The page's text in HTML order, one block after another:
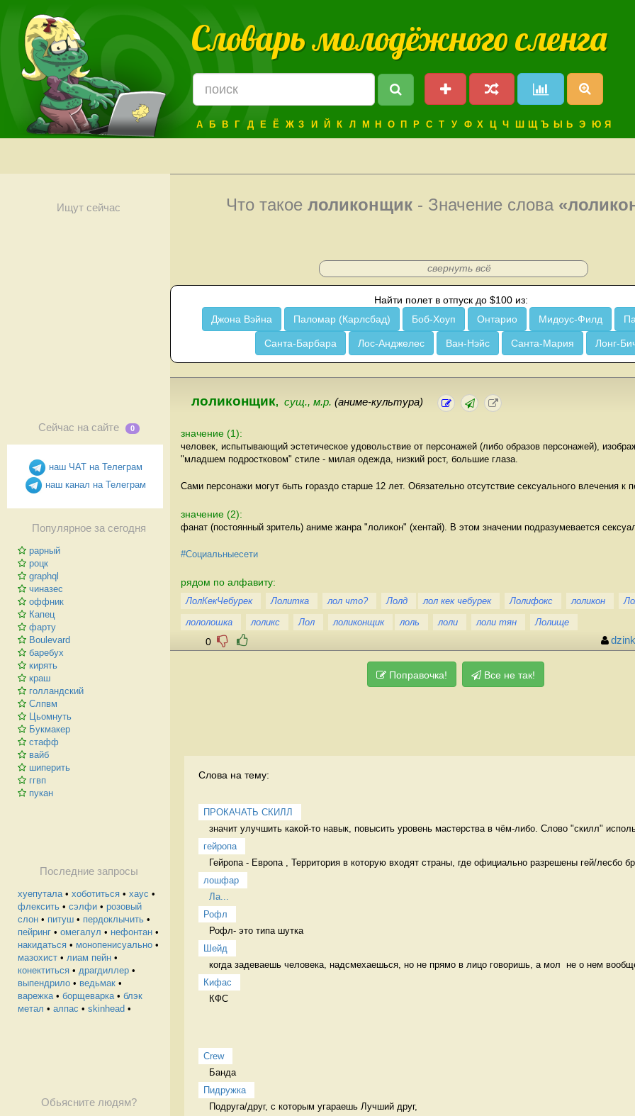
Словарь молодёжного сленга
А Б В Г Д Е Ё Ж З И Й К Л М Н О П Р С Т У Ф Х Ц Ч Ш Щ Ъ Ы Ь Э Ю Я
Ищут сейчас
Сейчас на сайте 0
наш ЧАТ на Телеграм
наш канал на Телеграм
Популярное за сегодня
рарный
роцк
graphql
чиназес
оффник
Капец
фарту
Boulevard
баребух
кирять
краш
голландский
Слпвм
Цьомнуть
Букмакер
стафф
вайб
шиперить
ггвп
пукан
Последние запросы
хуепутала• хоботиться • хаус •
флексить • сэлфи • розовый
слон • питуш • пердоклычить •
пейринг • омегалул • нефонтан •
накидаться • монопенисуально •
мазохист • лиам пейн •
конектиться • драгдиллер •
выпендрило • ведьмак •
варежка• борщеварка• блэк
метал • алпас • skinhead •
Обьясните людям?
Что такое лоликонщик- Значение слова
свернуть всё
Найти полет в отпуск до $100 из:
Джона Вэйна
Паломар (Карлсбад) Боб-Хоуп Онтарио Мидоус-Филд
Санта-Барбара Лос-Анджелес Ван-Нэйс Санта-Мария Лонг-
лоликонщик, сущ., м.р. (аниме-культура)
значение (1):
человек, испытывающий эстетическое удовольствие от персонажей (либо образов персонажей),
"младшем подростковом" стиле - милая одежда, низкий рост, большие глаза.
Сами персонажи могут быть гораздо старше 12 лет. Обязательно отсутствие сексуального влечения к
значение (2):
фанат (постоянный зритель) аниме жанра "лоликон" (хентай). В этом значении подразумевается
#Социальныесети
рядом по алфавиту:
ЛолКекЧебурек Лолитка лол что? Лолд лол кек чебурек Лолифокс лоликон
лололошка
лоликс Лол лоликонщик лоль лоли лоли тян Лолище
0
Поправочка! Все не так!
Слова на тему:
ПРОКАЧАТЬ СКИЛЛ
значит улучшить какой-то навык, повысить уровень мастерства в чём-либо. Слово "скилл"
гейропа
Гейропа - Европа , Территория в которую входят страны, где официально разрешены гей/лесбо
лошфар
Ла...
Рофл
Рофл- это типа шутка
Шейд
когда задеваешь человека, надсмехаешься, но не прямо в лицо говоришь, а мол  не о нем
Кифас
КФС
Crew
Банда
Пидружка
Подруга/друг, с которым угараешь Лучший друг,